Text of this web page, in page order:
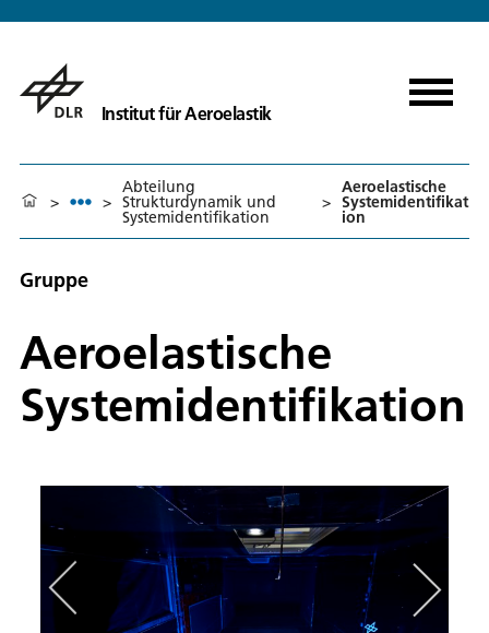
Institut für Aeroelastik
> >
Abteilung
Strukturdynamik und
Systemidentifikation
>
Aeroelastische
Systemidentifikat
ion
Gruppe
Aeroelastische
Systemidentifikation